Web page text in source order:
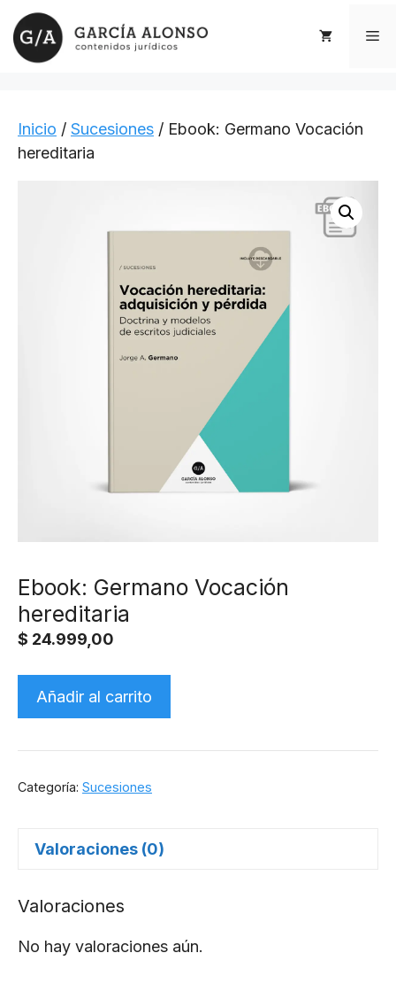
Saltar
contenido
Inicio / Sucesiones / Ebook: Germano Vocación
hereditaria
Ebook: Germano Vocación
hereditaria
$ 24.999,00
cantidad
Añadir al carrito
Categoría: Sucesiones
Valoraciones (0)
Valoraciones
No hay valoraciones aún.